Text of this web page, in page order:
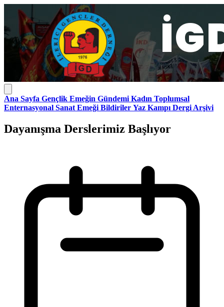
Ana Sayfa Gençlik Emeğin Gündemi Kadın Toplumsal
Enternasyonal Sanat Emeği Bildiriler Yaz Kampı Dergi Arşivi
Dayanışma Derslerimiz Başlıyor